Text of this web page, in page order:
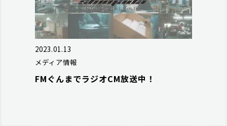
2023.01.13
メディア情報
FMぐんまでラジオCM放送中！